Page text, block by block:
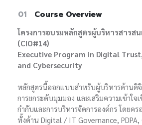
01 Course Overview
โครงการอบรมหลักสูตรผู้บริหารสารส
(CIO#14)
Executive Program in Digital
and Cybersecurity
หลักสูตรนี้ออกแบบสำหรับผู้บริหารด้านดิ
การยกระดับมุมมอง และเสริมความเข้าใจ
กำกับและการบริหารจัดการองค์กร โดยค
ทั้งด้าน Digital / IT Governance, PDPA,